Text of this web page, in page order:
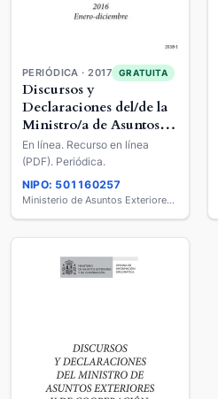
PERIÓDICA · 2017 GRATUITA
Discursos y
Declaraciones del/de la
Ministro/a de Asuntos
Exteriores y de
Cooperación
En línea. Recurso en línea
(PDF). Periódica.
NIPO: 501160257
Ministerio de Asuntos Exteriores y de Cooperación